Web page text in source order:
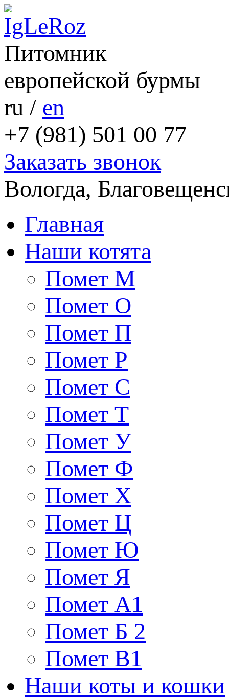
Питомник
европейской бурмы
ru / en
+7 (981) 501 00 77
Заказать звонок
Вологда,
Главная
Наши котята
Помет М
Помет О
Помет П
Помет Р
Помет С
Помет Т
Помет У
Помет Ф
Помет Х
Помет Ц
Помет Ю
Помет Я
Помет A1
Помет Б 2
Помет В1
Наши коты и кошки